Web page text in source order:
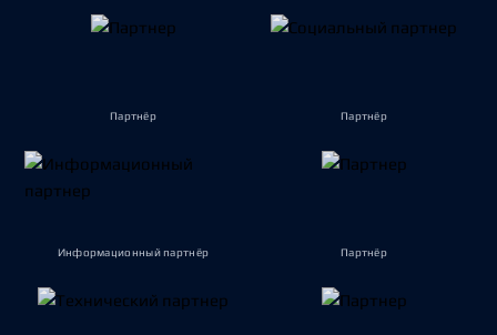
Партнёр Партнёр
Информационный партнёр Партнёр